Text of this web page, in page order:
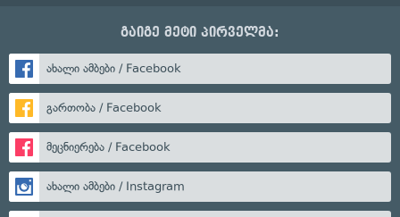
გაიგე მეტი პირველმა:
ახალი ამბები / Facebook
გართობა / Facebook
მეცნიერება / Facebook
ახალი ამბები / Instagram